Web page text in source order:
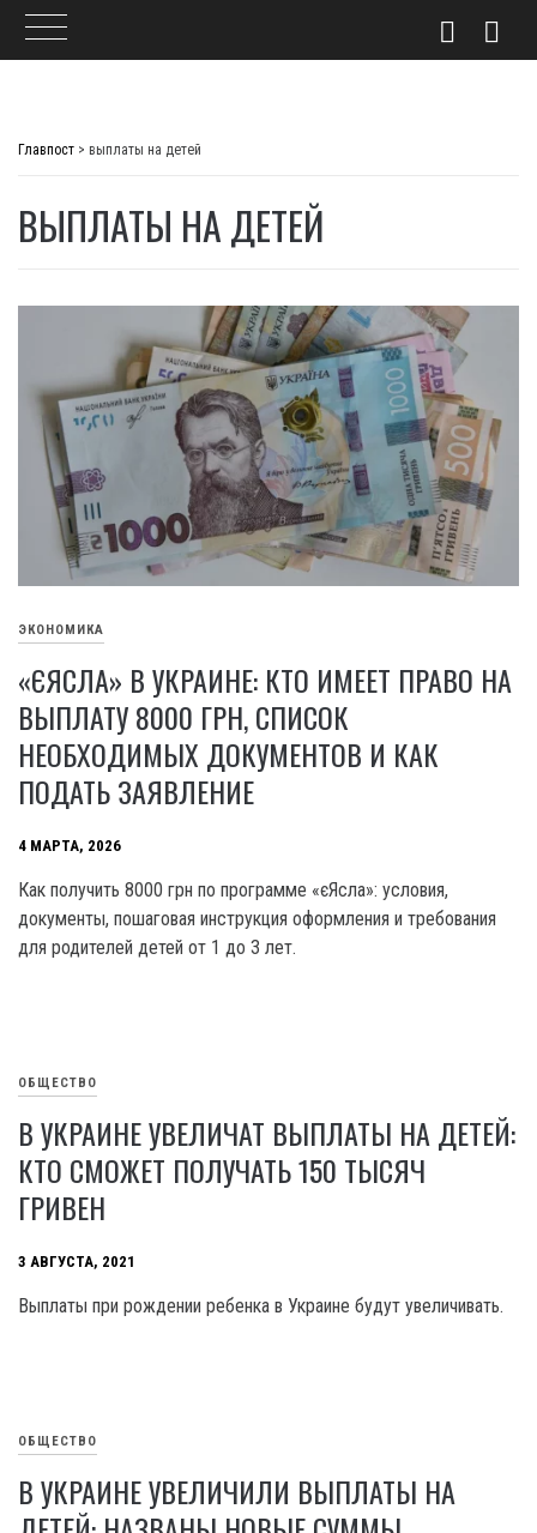
Главпост > выплаты на детей
ВЫПЛАТЫ НА ДЕТЕЙ
ЭКОНОМИКА
«ЄЯСЛА» В УКРАИНЕ: КТО ИМЕЕТ ПРАВО НА
ВЫПЛАТУ 8000 ГРН, СПИСОК
НЕОБХОДИМЫХ ДОКУМЕНТОВ И КАК
ПОДАТЬ ЗАЯВЛЕНИЕ
4 МАРТА, 2026
Как получить 8000 грн по программе «єЯсла»: условия,
документы, пошаговая инструкция оформления и требования
для родителей детей от 1 до 3 лет.
ОБЩЕСТВО
В УКРАИНЕ УВЕЛИЧАТ ВЫПЛАТЫ НА ДЕТЕЙ:
КТО СМОЖЕТ ПОЛУЧАТЬ 150 ТЫСЯЧ
ГРИВЕН
3 АВГУСТА, 2021
Выплаты при рождении ребенка в Украине будут увеличивать.
ОБЩЕСТВО
В УКРАИНЕ УВЕЛИЧИЛИ ВЫПЛАТЫ НА